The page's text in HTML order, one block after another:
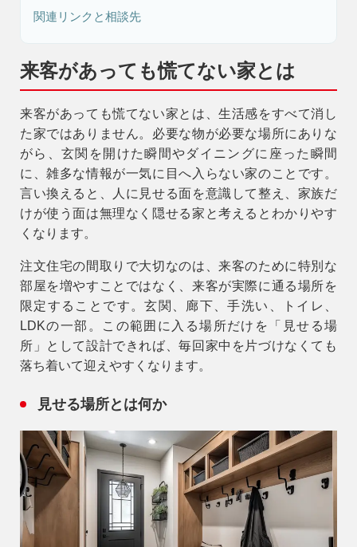
関連リンクと相談先
来客があっても慌てない家とは
来客があっても慌てない家とは、生活感をすべて消し
た家ではありません。必要な物が必要な場所にありな
がら、玄関を開けた瞬間やダイニングに座った瞬間
に、雑多な情報が一気に目へ入らない家のことです。
言い換えると、
人に見せる面を意識して整え、家族だ
けが使う面は無理なく隠せる家 と考えるとわかりやす
くなります。
注文住宅の間取りで大切なのは、来客のために特別な
部屋を増やすことではなく、来客が実際に通る場所を
限定することです。玄関、廊下、手洗い、トイレ、
LDKの一部。この範囲に入る場所だけを「見せる場
所」として設計できれば、毎回家中を片づけなくても
落ち着いて迎えやすくなります。
見せる場所とは何か